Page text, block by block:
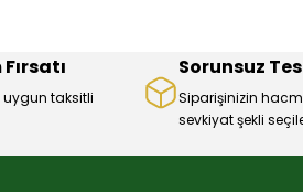
uygun taksitli
Sorunsuz
Siparişinizin
sevkiyat şekli